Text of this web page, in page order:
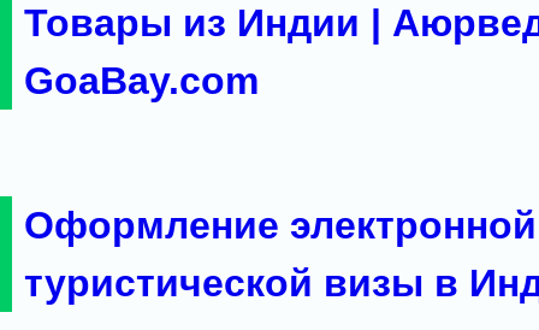
Товары из Индии |
GoaBay.com
Оформление электронной
туристической визы в